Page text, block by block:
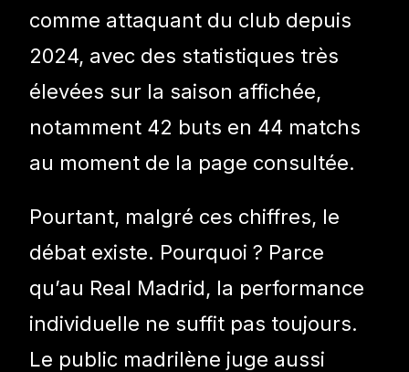
comme attaquant du club depuis
2024, avec des statistiques très
élevées sur la saison affichée,
notamment 42 buts en 44 matchs
au moment de la page consultée.
Pourtant, malgré ces chiffres, le
débat existe. Pourquoi ? Parce
qu’au Real Madrid, la performance
individuelle ne suffit pas toujours.
Le public madrilène juge aussi